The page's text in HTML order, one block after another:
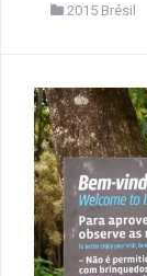
2015 Brésil